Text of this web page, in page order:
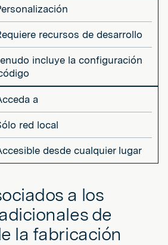
recursos de desarrollo
incluye la configuración
a
red local
desde cualquier lugar
a los
de
la fabricación